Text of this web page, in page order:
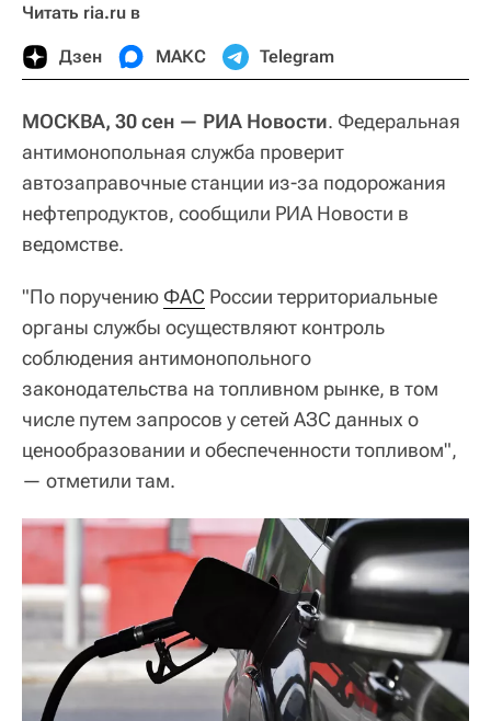
Читать ria.ru в
Дзен МАКС Telegram
МОСКВА, 30 сен — РИА Новости. Федеральная
антимонопольная служба проверит
автозаправочные станции из-за подорожания
нефтепродуктов, сообщили РИА Новости в
ведомстве.
"По поручению ФАС России территориальные
органы службы осуществляют контроль
соблюдения антимонопольного
законодательства на топливном рынке, в том
числе путем запросов у сетей АЗС данных о
ценообразовании и обеспеченности топливом",
— отметили там.